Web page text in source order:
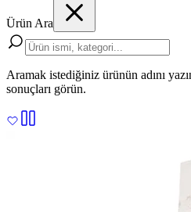
Ürün Ara
Aramak istediğiniz ürünün adını
sonuçları görün.